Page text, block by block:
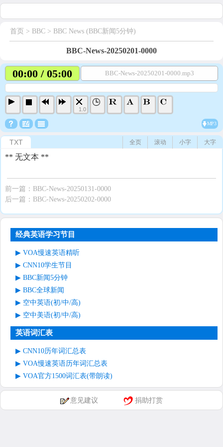
首页 > BBC > BBC News (BBC新闻5分钟)
BBC-News-20250201-0000
00:00 / 05:00 BBC-News-20250201-0000.mp3
1.0
MP3
TXT 大字
小字
滚动
全页
** 无文本 **
前一篇： BBC-News-20250131-0000
后一篇： BBC-News-20250202-0000
经典英语学习节目
VOA慢速英语精听
CNN10学生节目
BBC新闻5分钟
BBC全球新闻
空中英语(初/中/高)
空中美语(初/中/高)
英语词汇表
CNN10历年词汇总表
VOA慢速英语历年词汇总表
VOA官方1500词汇表(带朗读)
意见建议 捐助打赏